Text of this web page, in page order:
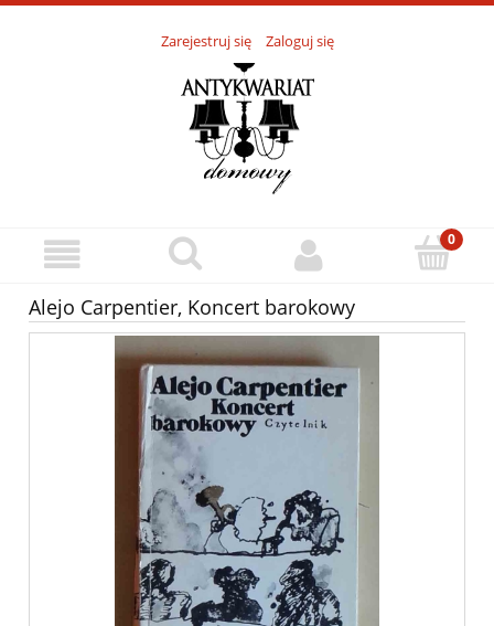
Zarejestruj się Zaloguj się
Alejo Carpentier, Koncert barokowy